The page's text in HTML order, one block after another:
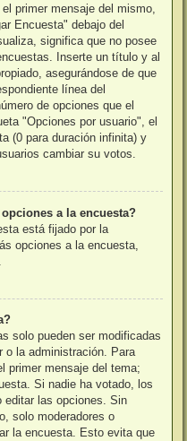
primer mensaje del mismo,
Encuesta" debajo del
significa que no posee
Inserte un título y al
asegurándose de que
línea del
de opciones que el
"Opciones por usuario", el
(0 para duración infinita) y
cambiar su votos.
a la encuesta?
está fijado por la
opciones a la encuesta,
solo pueden ser modificadas
o la administración. Para
primer mensaje del tema;
Si nadie ha votado, los
editar las opciones. Sin
solo moderadores o
la encuesta. Esto evita que